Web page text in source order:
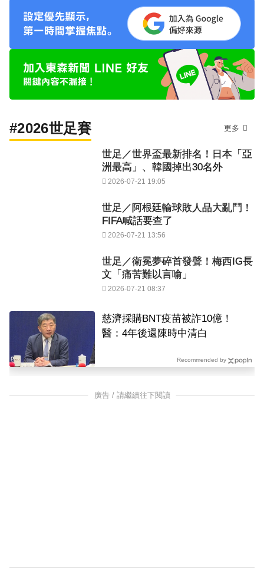
#2026世足賽 更多
世足／世界盃最新排名！日本「亞
洲最高」、韓國掉出30名外
2026-07-21 19:05
世足／阿根廷輸球敗人品大亂鬥！
FIFA喊話要查了
2026-07-21 13:56
世足／衛冕夢碎首發聲！梅西IG長
文「痛苦難以言喻」
2026-07-21 08:37
慈濟採購BNT疫苗被詐10億！
醫：4年後還陳時中清白
Recommended by
廣告 / 請繼續往下閱讀